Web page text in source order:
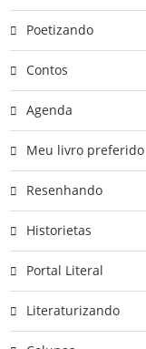
Poetizando
Contos
Agenda
Meu livro preferido
Resenhando
Historietas
Portal Literal
Literaturizando